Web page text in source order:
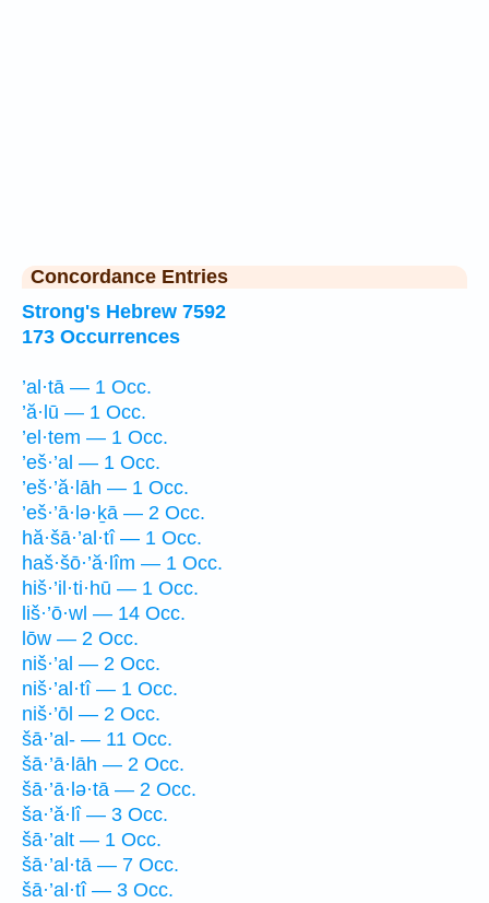
Concordance Entries
Strong's Hebrew 7592
173 Occurrences
’al·tā — 1 Occ.
’ă·lū — 1 Occ.
’el·tem — 1 Occ.
’eš·’al — 1 Occ.
’eš·’ă·lāh — 1 Occ.
’eš·’ā·lə·ḵā — 2 Occ.
hă·šā·’al·tî — 1 Occ.
haš·šō·’ă·lîm — 1 Occ.
hiš·’il·ti·hū — 1 Occ.
liš·’ō·wl — 14 Occ.
lōw — 2 Occ.
niš·’al — 2 Occ.
niš·’al·tî — 1 Occ.
niš·’ōl — 2 Occ.
šā·’al- — 11 Occ.
šā·’ā·lāh — 2 Occ.
šā·’ā·lə·tā — 2 Occ.
ša·’ă·lî — 3 Occ.
šā·’alt — 1 Occ.
šā·’al·tā — 7 Occ.
šā·’al·tî — 3 Occ.